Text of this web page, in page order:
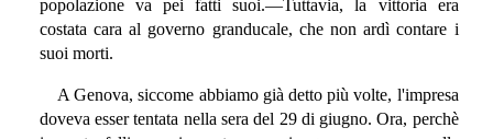
popolazione va pei fatti suoi.—Tuttavia, la vittoria era
costata cara al governo granducale, che non ardì contare i
suoi morti.
A Genova, siccome abbiamo già detto più volte, l'impresa
doveva esser tentata nella sera del 29 di giugno. Ora, perchè